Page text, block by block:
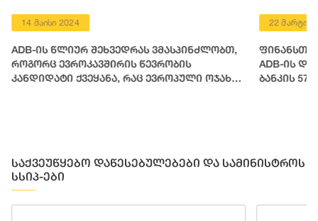
14 მაისი 2024
ADB-ის წლიურ შეხვედრას ვმასპინძლობთ,
როგორც ევროკავშირის წევრობის
კანდიდატი ქვეყანა, რაც ევროპული ოჯახის
22 მარტი
ფინანსთა
ADB-ის
ბანკის
საქვეუწყებო დაწესებულებები და სამინისტროს
სსიპ-ები